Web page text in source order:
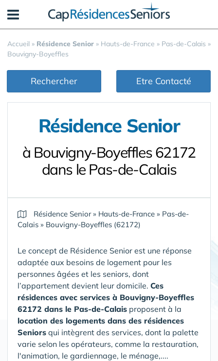
Accueil » Résidence Senior » Hauts-de-France » Pas-de-Calais »
Bouvigny-Boyeffles
Rechercher Etre Contacté
Résidence Senior
à Bouvigny-Boyeffles 62172
dans le Pas-de-Calais
Résidence Senior» Hauts-de-France » Pas-de-
Calais » Bouvigny-Boyeffles (62172)
Le concept de Résidence Senior est une réponse
adaptée aux besoins de logement pour les
personnes âgées et les seniors, dont
l’appartement devient leur domicile. Ces
résidences avec services à Bouvigny-Boyeffles
62172 dans le Pas-de-Calais proposent à la
location des logements dans des résidences
Seniors qui intègrent des services, dont la palette
varie selon les opérateurs, comme la restauration,
l'animation, le gardiennage, le ménage,....